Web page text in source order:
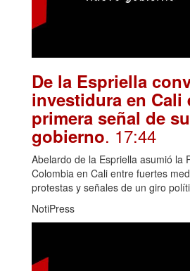
De la Espriella
investidura en Cali
primera señal de
gobierno. 17:44
Abelardo de la Espriella asumió la
Colombia en Cali entre fuertes
protestas y señales de un giro
NotiPress